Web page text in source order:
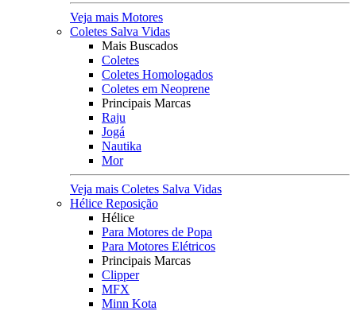
Veja mais Motores
Coletes Salva Vidas
Mais Buscados
Coletes
Coletes Homologados
Coletes em Neoprene
Principais Marcas
Raju
Jogá
Nautika
Mor
Veja mais Coletes Salva Vidas
Hélice Reposição
Hélice
Para Motores de Popa
Para Motores Elétricos
Principais Marcas
Clipper
MFX
Minn Kota